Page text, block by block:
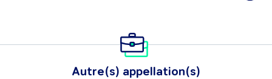
Autre(s) appellation(s)